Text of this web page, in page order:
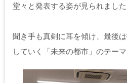
堂々と発表する姿が見られました
聞き手も真剣に耳を傾け、最後
していく「未来の都市」のテーマ